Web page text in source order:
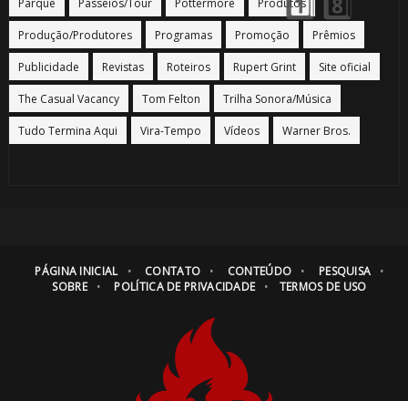
Parque Passeios/Tour Pottermore Produtos
Produção/Produtores Programas Promoção Prêmios
Publicidade Revistas Roteiros Rupert Grint Site oficial
The Casual Vacancy Tom Felton Trilha Sonora/Música
Tudo Termina Aqui Vira-Tempo Vídeos Warner Bros.
PÁGINA INICIAL CONTATO CONTEÚDO
PESQUISA
SOBRE
POLÍTICA DE PRIVACIDADE TERMOS DE USO
⚡